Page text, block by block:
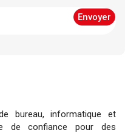
bureau, informatique et
de confiance pour des